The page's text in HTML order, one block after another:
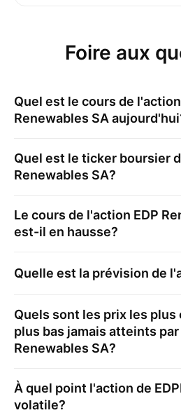
Foire aux
Quel est le cours de l'action
Renewables SA
Quel est le ticker boursier
Renewables SA?
Le cours de l'action EDP
est-il en hausse?
Quelle est la prévision de
Quels sont les prix les plus
plus bas jamais atteints
Renewables SA?
À quel point l'action de
volatile?